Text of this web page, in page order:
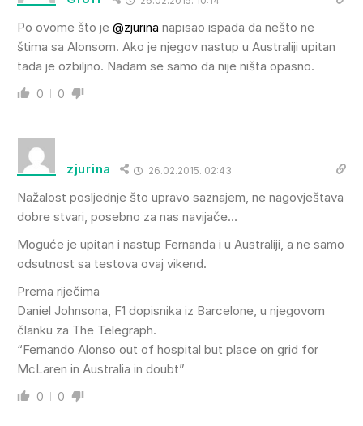
Po ovome što je @zjurina napisao ispada da nešto ne
štima sa Alonsom. Ako je njegov nastup u Australiji upitan
tada je ozbiljno. Nadam se samo da nije ništa opasno.
0 0
zjurina 26.02.2015. 02:43
Nažalost posljednje što upravo saznajem, ne nagovještava
dobre stvari, posebno za nas navijače…
Moguće je upitan i nastup Fernanda i u Australiji, a ne samo
odsutnost sa testova ovaj vikend.
Prema riječima
Daniel Johnsona, F1 dopisnika iz Barcelone, u njegovom
članku za The Telegraph.
“Fernando Alonso out of hospital but place on grid for
McLaren in Australia in doubt”
0 0